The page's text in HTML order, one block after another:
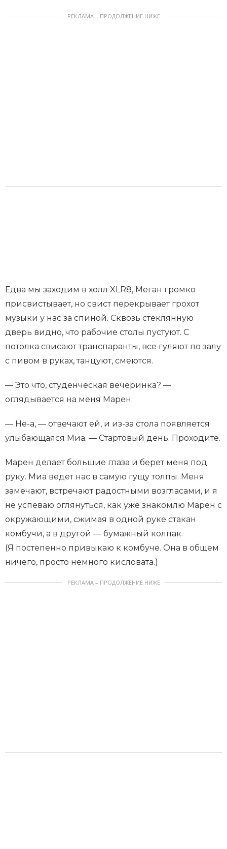
РЕКЛАМА – ПРОДОЛЖЕНИЕ НИЖЕ
Едва мы заходим в холл XLR8, Меган громко
присвистывает, но свист перекрывает грохот
музыки у нас за спиной. Сквозь стеклянную
дверь видно, что рабочие столы пустуют. С
потолка свисают транспаранты, все гуляют по залу
с пивом в руках, танцуют, смеются.
— Это что, студенческая вечеринка? —
оглядывается на меня Марен.
— Не-а, — отвечают ей, и из-за стола появляется
улыбающаяся Миа. — Стартовый день. Проходите.
Марен делает большие глаза и берет меня под
руку. Миа ведет нас в самую гущу толпы. Меня
замечают, встречают радостными возгласами, и я
не успеваю оглянуться, как уже знакомлю Марен с
окружающими, сжимая в одной руке стакан
комбучи, а в другой — бумажный колпак.
(Я постепенно привыкаю к комбуче. Она в общем
ничего, просто немного кисловата.)
РЕКЛАМА – ПРОДОЛЖЕНИЕ НИЖЕ